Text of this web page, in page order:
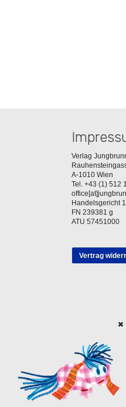
Verlag
A-1010 Wien
Tel. +43 (1) 512
Handelsgericht
FN 239381 g
ATU 57451000
Vertrag